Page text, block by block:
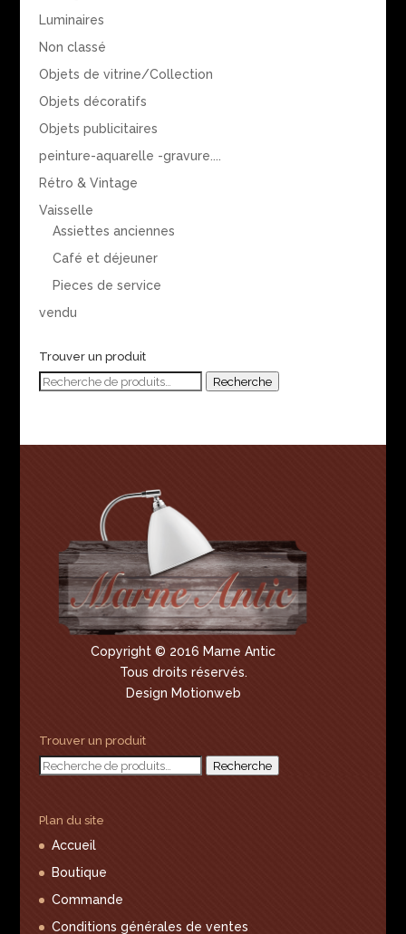
Luminaires
Non classé
Objets de vitrine/Collection
Objets décoratifs
Objets publicitaires
peinture-aquarelle -gravure....
Rétro & Vintage
Vaisselle
Assiettes anciennes
Café et déjeuner
Pieces de service
vendu
Trouver un produit
Recherche
Recherche
Copyright © 2016 Marne Antic
Tous droits réservés.
Design Motionweb
Trouver un produit
Recherche
Recherche
Plan du site
Accueil
Boutique
Commande
Conditions générales de ventes